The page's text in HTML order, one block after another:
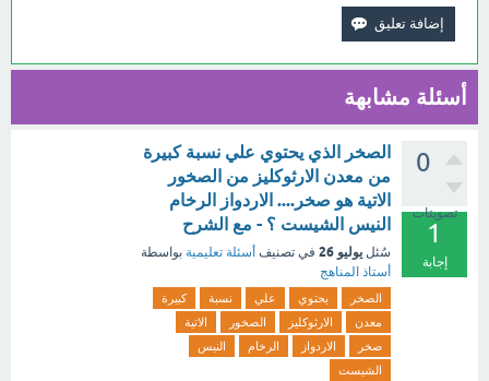
أسئلة مشابهة
0
تصويتات
1
إجابة
الصخر الذي يحتوي علي نسبة كبيرة
من معدن الارثوكليز من الصخور
الاتية هو صخر.... الاردواز الرخام
النيس الشيست ؟ - مع الشرح
سُئل يوليو 26 في تصنيف أسئلة تعليمية بواسطة
أستاذ المناهج
الصخر يحتوي علي نسبة
كبيرة
معدن
الارثوكليز الصخور
الاتية
صخر
الاردواز الرخام
النيس
الشيست